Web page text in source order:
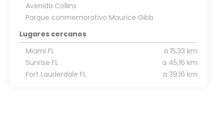
Avenida Collins
Parque conmemorativo Maurice Gibb
Lugares cercanos
Miami FL
a 15,33 km
Sunrise FL
a 45,16 km
Fort Lauderdale FL
a 39,16 km